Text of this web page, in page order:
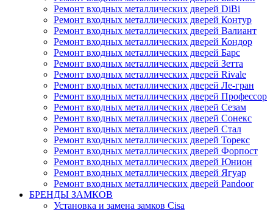
Ремонт входных металлических дверей DiBi
Ремонт входных металлических дверей Контур
Ремонт входных металлических дверей Валиант
Ремонт входных металлических дверей Кондор
Ремонт входных металлических дверей Барс
Ремонт входных металлических дверей Зетта
Ремонт входных металлических дверей Rivale
Ремонт входных металлических дверей Ле-гран
Ремонт входных металлических дверей Профессор
Ремонт входных металлических дверей Сезам
Ремонт входных металлических дверей Сонекс
Ремонт входных металлических дверей Стал
Ремонт входных металлических дверей Торекс
Ремонт входных металлических дверей Форпост
Ремонт входных металлических дверей Юнион
Ремонт входных металлических дверей Ягуар
Ремонт входных металлических дверей Pandoor
БРЕНДЫ ЗАМКОВ
Установка и замена замков Cisa